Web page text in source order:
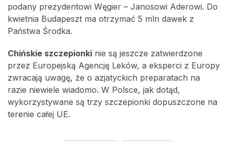
podany prezydentowi Węgier – Janosowi Aderowi. Do
kwietnia Budapeszt ma otrzymać 5 mln dawek z
Państwa Środka.
Chińskie szczepionki nie są jeszcze zatwierdzone
przez Europejską Agencję Leków, a eksperci z Europy
zwracają uwagę, że o azjatyckich preparatach na
razie niewiele wiadomo. W Polsce, jak dotąd,
wykorzystywane są trzy szczepionki dopuszczone na
terenie całej UE.